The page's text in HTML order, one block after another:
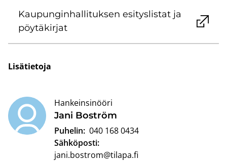
Kau­pun­gin­hal­li­tuk­sen esi­tys­lis­tat ja
pöy­tä­kir­jat
Li­sä­tie­to­ja
Jani Bo­ström
Hankeinsinööri
Puhelin: 040 168 0434
Sähköposti:
jani.bostrom@tilapa.fi